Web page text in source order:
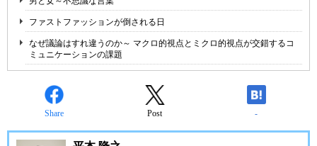
ファストファッションが倒される日
なぜ議論はすれ違うのか～ マクロ的視点とミクロ的視点が交錯するコ
ミュニケーションの課題
Share Post -